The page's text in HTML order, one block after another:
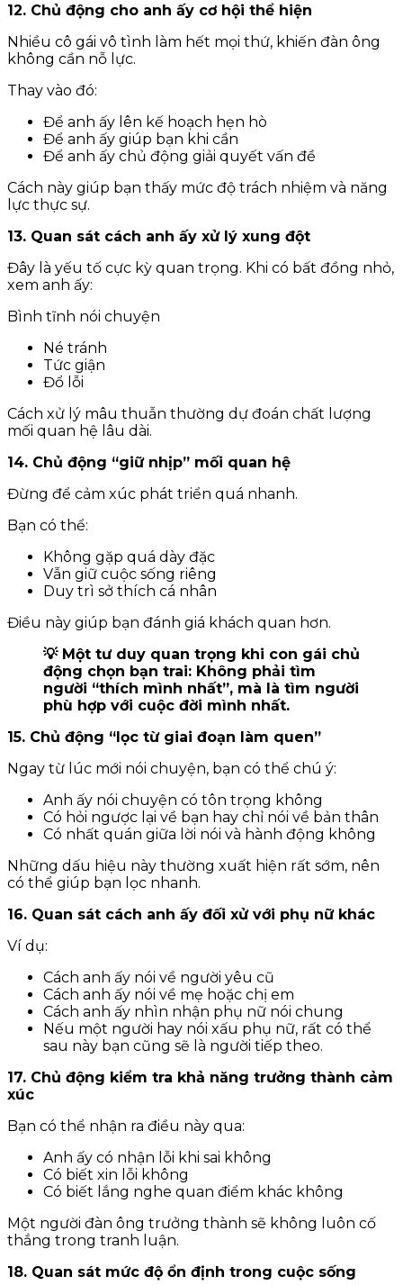
12. Chủ động cho anh ấy cơ hội thể hiện
Nhiều cô gái vô tình làm hết mọi thứ, khiến đàn ông
không cần nỗ lực.
Thay vào đó:
Để anh ấy lên kế hoạch hẹn hò
Để anh ấy giúp bạn khi cần
Để anh ấy chủ động giải quyết vấn đề
Cách này giúp bạn thấy mức độ trách nhiệm và năng
lực thực sự.
13. Quan sát cách anh ấy xử lý xung đột
Đây là yếu tố cực kỳ quan trọng. Khi có bất đồng nhỏ,
xem anh ấy:
Bình tĩnh nói chuyện
Né tránh
Tức giận
Đổ lỗi
Cách xử lý mâu thuẫn thường dự đoán chất lượng
mối quan hệ lâu dài.
14. Chủ động “giữ nhịp” mối quan hệ
Đừng để cảm xúc phát triển quá nhanh.
Bạn có thể:
Không gặp quá dày đặc
Vẫn giữ cuộc sống riêng
Duy trì sở thích cá nhân
Điều này giúp bạn đánh giá khách quan hơn.
💡 Một tư duy quan trọng khi con gái chủ
động chọn bạn trai: Không phải tìm
người “thích mình nhất”, mà là tìm người
phù hợp với cuộc đời mình nhất.
15. Chủ động “lọc từ giai đoạn làm quen”
Ngay từ lúc mới nói chuyện, bạn có thể chú ý:
Anh ấy nói chuyện có tôn trọng không
Có hỏi ngược lại về bạn hay chỉ nói về bản thân
Có nhất quán giữa lời nói và hành động không
Những dấu hiệu này thường xuất hiện rất sớm, nên
có thể giúp bạn lọc nhanh.
16. Quan sát cách anh ấy đối xử với phụ nữ khác
Ví dụ:
Cách anh ấy nói về người yêu cũ
Cách anh ấy nói về mẹ hoặc chị em
Cách anh ấy nhìn nhận phụ nữ nói chung
Nếu một người hay nói xấu phụ nữ, rất có thể
sau này bạn cũng sẽ là người tiếp theo.
17. Chủ động kiểm tra khả năng trưởng thành cảm
xúc
Bạn có thể nhận ra điều này qua:
Anh ấy có nhận lỗi khi sai không
Có biết xin lỗi không
Có biết lắng nghe quan điểm khác không
Một người đàn ông trưởng thành sẽ không luôn cố
thắng trong tranh luận.
18. Quan sát mức độ ổn định trong cuộc sống